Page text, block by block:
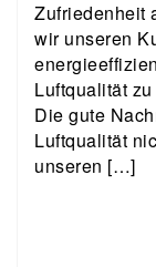
Zufriedenheit
wir unseren
Luftqualität
Die gute
Luftqualität
unseren […]